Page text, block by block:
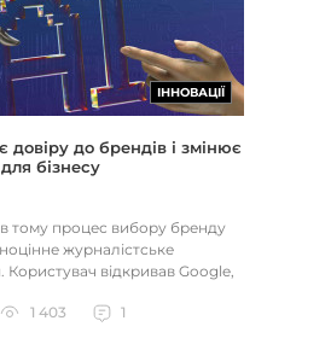
ІННОВАЦІЇ
до брендів і змінює
бізнесу
тому процес вибору бренду
журналістське
Користувач відкривав Google,
1 403 1